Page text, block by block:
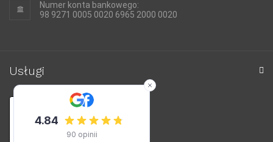
Numer konta bankowego:
98 9271 0005 0020 6965 2000 0020
Usługi
powered by